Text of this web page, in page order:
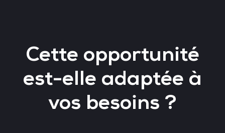
Cette opportunité
est-elle adaptée à
vos besoins ?